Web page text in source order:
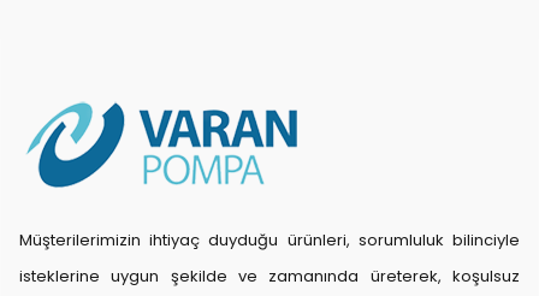
Müşterilerimizin ihtiyaç duyduğu ürünleri, sorumluluk bilinciyle
isteklerine uygun şekilde ve zamanında üreterek, koşulsuz